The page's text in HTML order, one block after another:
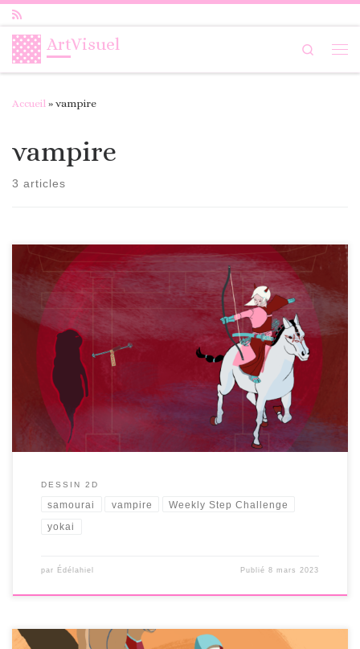
ArtVisuel
Search
Accueil » vampire
vampire
3 articles
DESSIN 2D
samourai vampire Weekly Step Challenge
yokai
par Édélahiel Publié8 mars 2023